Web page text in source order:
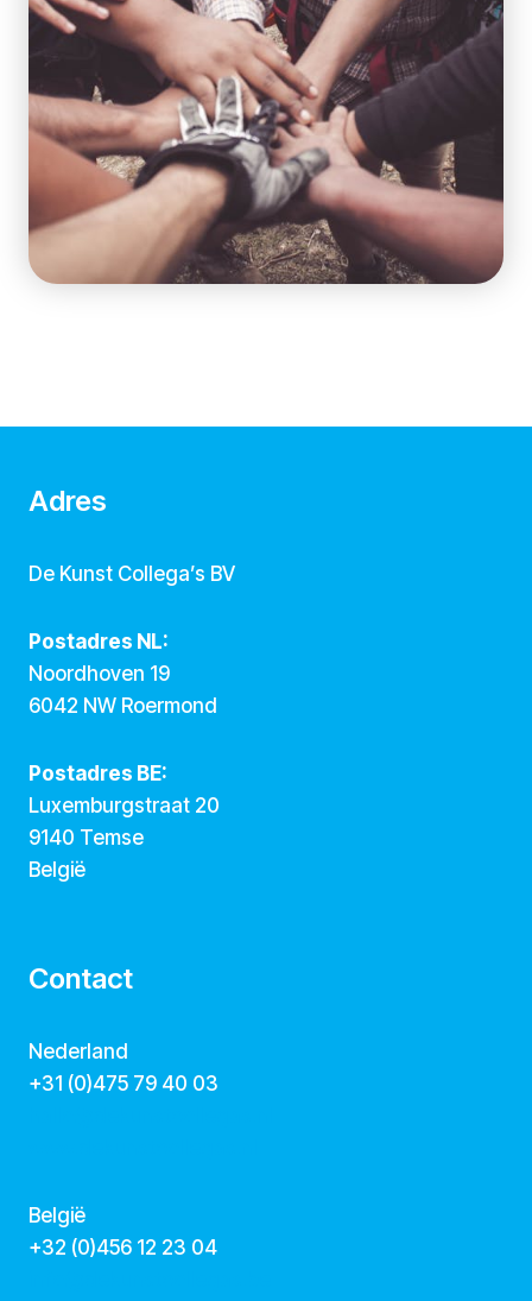
Adres
De Kunst Collega’s BV
Postadres NL:
Noordhoven 19
6042 NW Roermond
Postadres BE:
Luxemburgstraat 20
9140 Temse
België
Contact
Nederland
+31 (0)475 79 40 03
België
‭+32 (0)456 12 23 04‬